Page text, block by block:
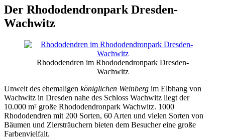
Der Rhododendronpark Dresden-
Wachwitz
Rhododendren im Rhododendronpark Dresden-
Wachwitz
Unweit des ehemaligen königlichen Weinberg im Elbhang von
Wachwitz in Dresden nahe des Schloss Wachwitz liegt der
10.000 m² große Rhododendronpark Wachwitz. 1000
Rhododendren mit 200 Sorten, 60 Arten und vielen Sorten von
Bäumen und Ziersträuchern bieten dem Besucher eine große
Farbenvielfalt.